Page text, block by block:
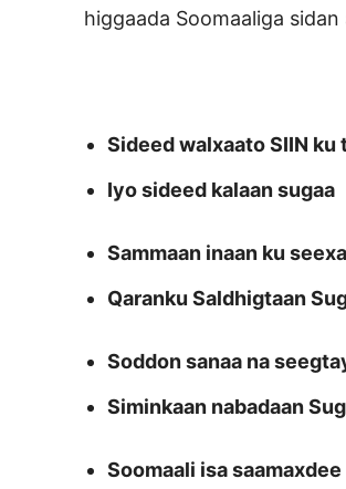
higgaada Soomaaliga
Sideed walxaato SIIN ku
Iyo sideed kalaan sugaa
Sammaan inaan ku
Qaranku Saldhigtaan
Soddon sanaa na
Siminkaan nabadaan
Soomaali isa saamaxdee